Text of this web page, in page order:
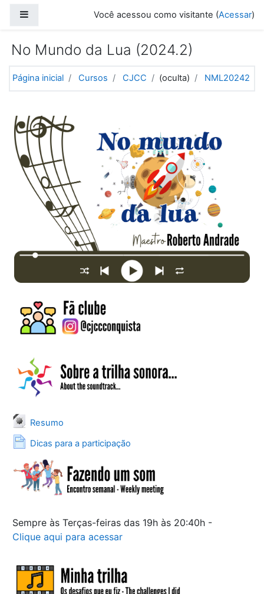
Você acessou como visitante (Acessar)
No Mundo da Lua (2024.2)
Página inicial Cursos CJCC (oculta) NML20242
Programação
Resumo
Arquivo
Dicas para a participação
Página
Sempre às Terças-feiras das 19h às 20:40h -
Clique aqui para acessar